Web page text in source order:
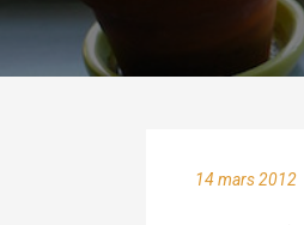
14 mars 2012